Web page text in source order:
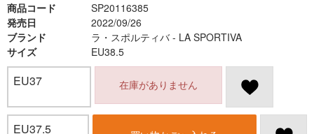
商品コード
SP20116385
発売日
2022/09/26
ブランド
ラ・スポルティバ - LA SPORTIVA
サイズ
EU38.5
EU37 在庫がありません
EU37.5